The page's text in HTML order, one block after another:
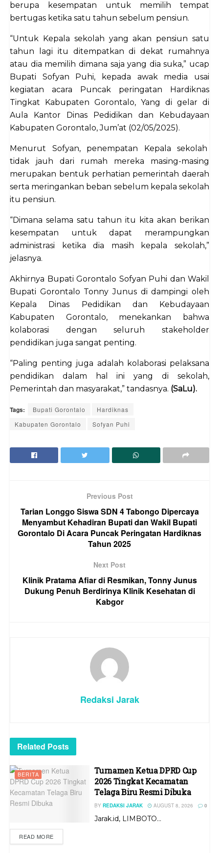
berupa kesempatan untuk memilih tempat
bertugas ketika satu tahun sebelum pensiun.
“Untuk Kepala sekolah yang akan pensiun satu
tahun lagi itu ditempatkan di dekat rumahnya
atau dia memilih dimana saja yang dia suka,” ucap
Bupati Sofyan Puhi, kepada awak media usai
kegiatan acara Puncak peringatan Hardiknas
Tingkat Kabupaten Gorontalo, Yang di gelar di
Aula Kantor Dinas Pedidikan dan Kebudayaan
Kabupaten Gorontalo, Jum’at (02/05/2025).
Menurut Sofyan, penempatan Kepala sekolah
tidak jauh dari rumah mereka masing-masing
merupakan bentuk perhatian pemerintah daerah
serta meringankan beban sebelum kepala sekolah
itu pensiun.
“Dimana selama satu tahun itu kita akan berikan
kesempatan untuk dapat merampungkan
administrasi ketika dia masih kepala sekolah,”
jelasnya.
Akhirnya Bupati Gorontalo Sofyan Puhi dan Wakil
Bupati Gorontalo Tonny Junus di dampingi oleh
Kepala Dinas Pedidikan dan Kebudayaan
Kabupaten Gorontalo, menekankan bahwa
kolaborasi dengan seluruh stakeholder
pendidikan juga sangat penting.
“Paling penting juga adalah kolaborasi pelaksana
pendidikan dalam hal ini yang di sekolah,
Pemerintah dan masyarakat,” tandasnya. (SaLu).
Tags: Bupati Gorontalo
Hardiknas
Kabupaten Gorontalo
Sofyan Puhi
Previous Post
Tarian Longgo Siswa SDN 4 Tabongo Dipercaya
Menyambut Kehadiran Bupati dan Wakil Bupati
Gorontalo Di Acara Puncak Peringatan Hardiknas
Tahun 2025
Next Post
Klinik Pratama Afiar di Resmikan, Tonny Junus
Dukung Penuh Berdirinya Klinik Kesehatan di
Kabgor
Redaksi Jarak
Related Posts
BERITA
Turnamen Ketua DPRD Cup
2026 Tingkat Kecamatan
Telaga Biru Resmi Dibuka
BY REDAKSI JARAK AUGUST 8, 2026 0
Jarak.id, LIMBOTO...
READ MORE